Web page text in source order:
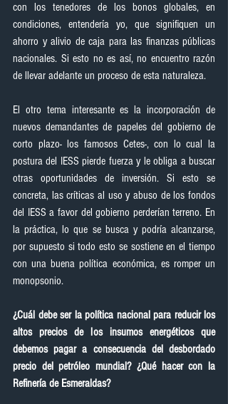
con los tenedores de los bonos globales, en
condiciones, entendería yo, que signifiquen un
ahorro y alivio de caja para las finanzas públicas
nacionales. Si esto no es así, no encuentro razón
de llevar adelante un proceso de esta naturaleza.
El otro tema interesante es la incorporación de
nuevos demandantes de papeles del gobierno de
corto plazo- los famosos Cetes-, con lo cual la
postura del IESS pierde fuerza y le obliga a buscar
otras oportunidades de inversión. Si esto se
concreta, las críticas al uso y abuso de los fondos
del IESS a favor del gobierno perderían terreno. En
la práctica, lo que se busca y podría alcanzarse,
por supuesto si todo esto se sostiene en el tiempo
con una buena política económica, es romper un
monopsonio.
¿Cuál debe ser la política nacional para reducir los
altos precios de los insumos energéticos que
debemos pagar a consecuencia del desbordado
precio del petróleo mundial? ¿Qué hacer con la
Refinería de Esmeraldas?